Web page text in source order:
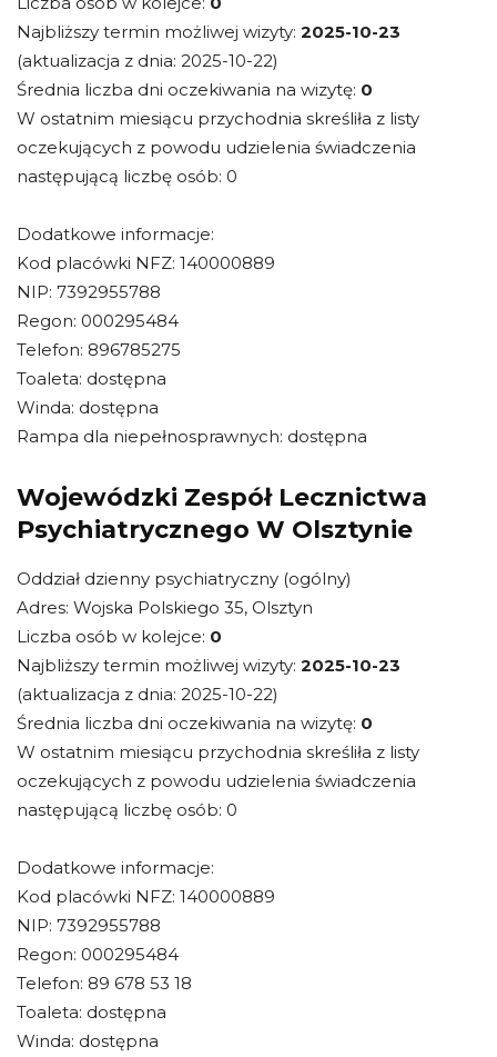
Najbliższy termin możliwej wizyty: 2025-10-23
(aktualizacja z dnia: 2025-10-22)
Średnia liczba dni oczekiwania na wizytę: 0
W ostatnim miesiącu przychodnia skreśliła z listy
oczekujących z powodu udzielenia świadczenia
następującą liczbę osób: 0
Dodatkowe informacje:
Kod placówki NFZ: 140000889
NIP: 7392955788
Regon: 000295484
Telefon: 896785275
Toaleta: dostępna
Winda: dostępna
Rampa dla niepełnosprawnych: dostępna
Wojewódzki Zespół Lecznictwa
Psychiatrycznego W Olsztynie
Oddział dzienny psychiatryczny (ogólny)
Adres: Wojska Polskiego 35, Olsztyn
Liczba osób w kolejce: 0
Najbliższy termin możliwej wizyty: 2025-10-23
(aktualizacja z dnia: 2025-10-22)
Średnia liczba dni oczekiwania na wizytę: 0
W ostatnim miesiącu przychodnia skreśliła z listy
oczekujących z powodu udzielenia świadczenia
następującą liczbę osób: 0
Dodatkowe informacje:
Kod placówki NFZ: 140000889
NIP: 7392955788
Regon: 000295484
Telefon: 89 678 53 18
Toaleta: dostępna
Winda: dostępna